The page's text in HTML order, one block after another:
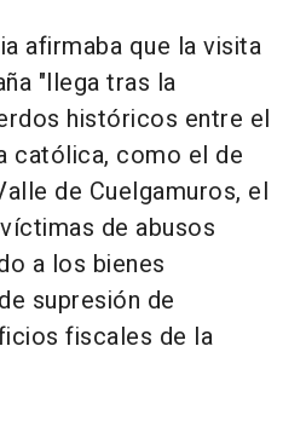
afirmaba que la visita
"llega tras la
históricos entre el
católica, como el de
de Cuelgamuros, el
de abusos
a los bienes
supresión de
fiscales de la